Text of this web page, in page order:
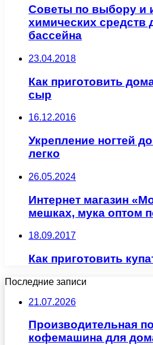
Советы по выбору и
химических средств
бассейна
23.04.2018
Как приготовить
сыр
16.12.2016
Укрепление ногтей
легко
26.05.2024
Интернет магазин
мешках, мука оптом
18.09.2017
Как приготовить
Последние записи
21.07.2026
Производительная
кофемашина для